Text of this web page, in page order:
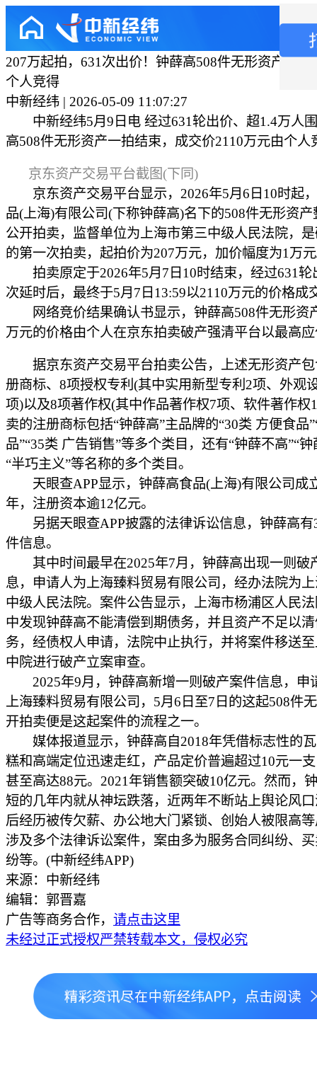
207万起拍，631次出价！钟薛高508件无形资产
个人竞得
中新经纬 | 2026-05-09 11:07:27
中新经纬5月9日电 经过631轮出价、超1.4万人
高508件无形资产一拍结束，成交价2110万元由个人
京东资产交易平台截图(下同)
京东资产交易平台显示，2026年5月6日10时起
品(上海)有限公司(下称钟薛高)名下的508件无形资产
公开拍卖，监督单位为上海市第三中级人民法院，
的第一次拍卖，起拍价为207万元，加价幅度为1万
拍卖原定于2026年5月7日10时结束，经过631轮
次延时后，最终于5月7日13:59以2110万元的价格成
网络竞价结果确认书显示，钟薛高508件无形资
万元的价格由个人在京东拍卖破产强清平台以最高
据京东资产交易平台拍卖公告，上述无形资产包
册商标、8项授权专利(其中实用新型专利2项、外观
项)以及8项著作权(其中作品著作权7项、软件著作权
卖的注册商标包括“钟薛高”主品牌的“30类 方便食品
品”“35类 广告销售”等多个类目，还有“钟薛不高”“钟
“半巧主义”等名称的多个类目。
天眼查APP显示，钟薛高食品(上海)有限公司成
年，注册资本逾12亿元。
另据天眼查APP披露的法律诉讼信息，钟薛高有
件信息。
其中时间最早在2025年7月，钟薛高出现一则破
息，申请人为上海臻料贸易有限公司，经办法院为
中级人民法院。案件公告显示，上海市杨浦区人民
中发现钟薛高不能清偿到期债务，并且资产不足以
务，经债权人申请，法院中止执行，并将案件移送
中院进行破产立案审查。
2025年9月，钟薛高新增一则破产案件信息，申
上海臻料贸易有限公司，5月6日至7日的这起508件
开拍卖便是这起案件的流程之一。
媒体报道显示，钟薛高自2018年凭借标志性的
糕和高端定位迅速走红，产品定价普遍超过10元一
甚至高达88元。2021年销售额突破10亿元。然而，
短的几年内就从神坛跌落，近两年不断站上舆论风
后经历被传欠薪、办公地大门紧锁、创始人被限高
涉及多个法律诉讼案件，案由多为服务合同纠纷、
纷等。(中新经纬APP)
来源：中新经纬
编辑：郭晋嘉
广告等商务合作， 请点击这里
未经过正式授权严禁转载本文，侵权必究